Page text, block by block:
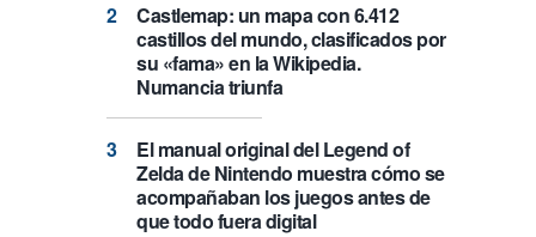
Castlemap: un mapa con 6.412
castillos del mundo, clasificados por
su «fama» en la Wikipedia.
Numancia triunfa
El manual original del Legend of
Zelda de Nintendo muestra cómo se
acompañaban los juegos antes de
que todo fuera digital